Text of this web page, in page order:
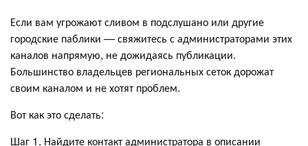
Если вам угрожают сливом в подслушано или другие
городские паблики — свяжитесь с администраторами этих
каналов напрямую, не дожидаясь публикации.
Большинство владельцев региональных сеток дорожат
своим каналом и не хотят проблем.
Вот как это сделать:
Шаг 1. Найдите контакт администратора в описании